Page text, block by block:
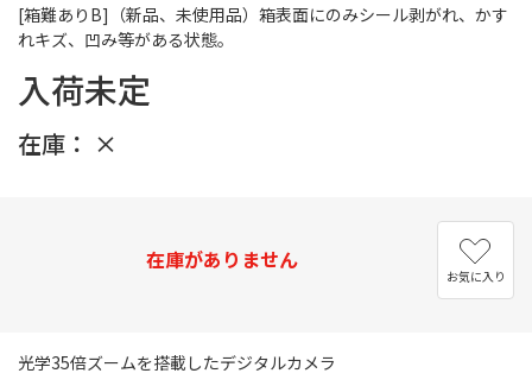
[箱難ありB]（新品、未使用品）箱表面にのみシール剥がれ、かす
れキズ、凹み等がある状態。
入荷未定
在庫： ×
在庫がありません
お気に入り
光学35倍ズームを搭載したデジタルカメラ